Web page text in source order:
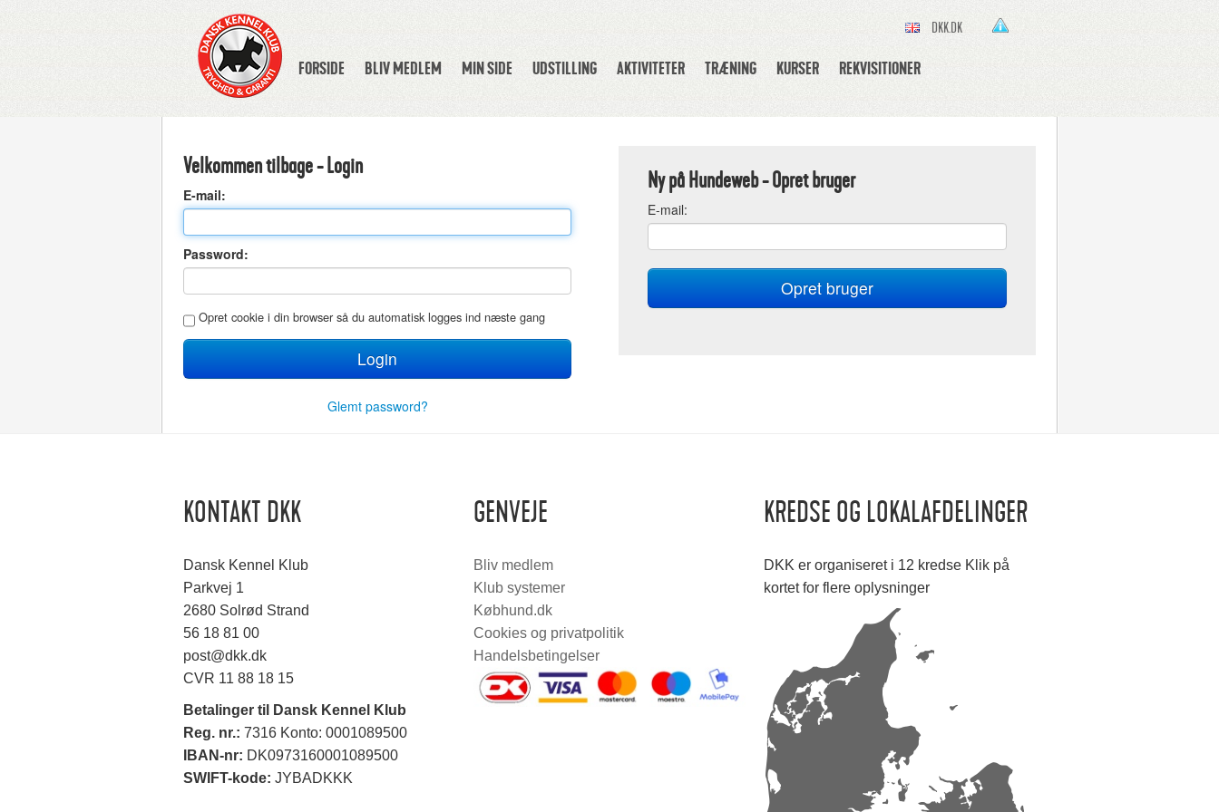
DKK.DK
FORSIDE BLIV MEDLEM MIN SIDE UDSTILLING AKTIVITETER TRÆNING KURSER REKVISITIONER
Velkommen tilbage - Login
E-mail:
Password:
Opret cookie i din browser så du automatisk logges ind næste gang
Glemt password?
Ny på Hundeweb - Opret bruger
E-mail:
KONTAKT DKK
Dansk Kennel Klub
Parkvej 1
2680 Solrød Strand
56 18 81 00
post@dkk.dk
CVR 11 88 18 15
Betalinger til Dansk Kennel Klub
Reg. nr.: 7316 Konto: 0001089500
IBAN-nr: DK0973160001089500
SWIFT-kode: JYBADKKK
GENVEJE
Bliv medlem
Klub systemer
Købhund.dk
Cookies og privatpolitik
Handelsbetingelser
KREDSE OG LOKALAFDELINGER
DKK er organiseret i 12 kredse Klik på
kortet for flere oplysninger